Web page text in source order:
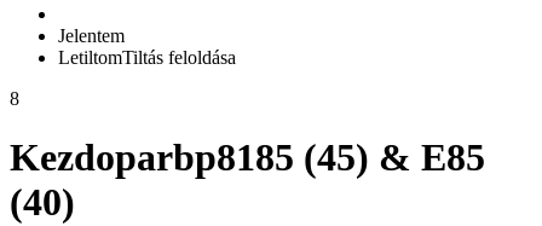
Jelentem
LetiltomTiltás feloldása
8
Kezdoparbp8185 (45) & E85
(40)